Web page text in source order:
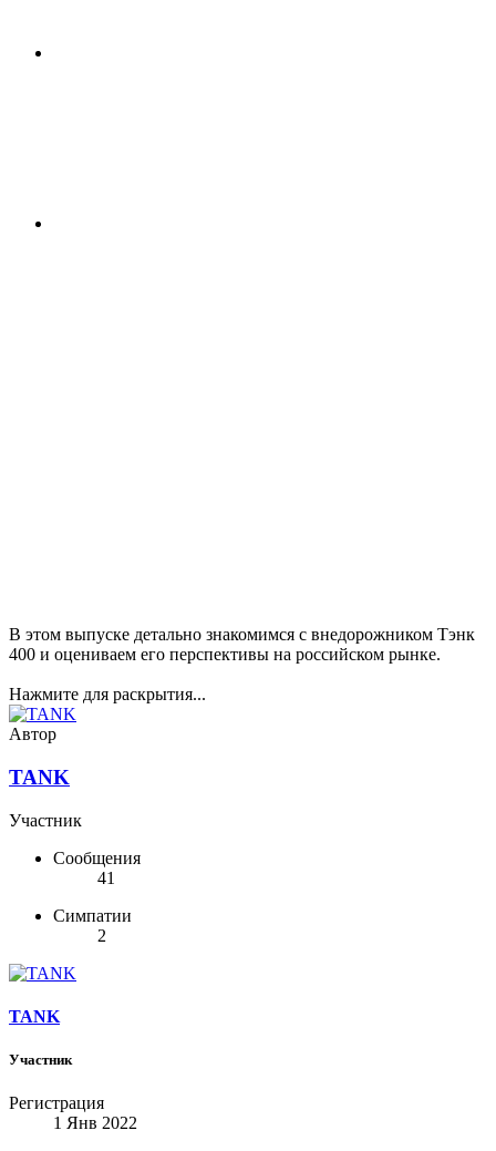
В этом выпуске детально знакомимся с внедорожником Тэнк
400 и оцениваем его перспективы на российском рынке.
Нажмите для раскрытия...
Автор
TANK
Участник
Сообщения
41
Симпатии
2
TANK
Участник
Регистрация
1 Янв 2022